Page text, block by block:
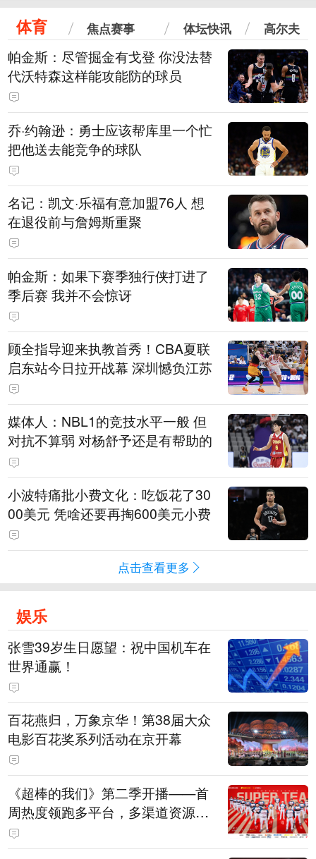
体育 焦点赛事 体坛快讯 高尔夫
帕金斯：尽管掘金有戈登 你没法替
代沃特森这样能攻能防的球员
乔·约翰逊：勇士应该帮库里一个忙
把他送去能竞争的球队
名记：凯文·乐福有意加盟76人 想
在退役前与詹姆斯重聚
帕金斯：如果下赛季独行侠打进了
季后赛 我并不会惊讶
顾全指导迎来执教首秀！CBA夏联
启东站今日拉开战幕 深圳憾负江苏
媒体人：NBL1的竞技水平一般 但
对抗不算弱 对杨舒予还是有帮助的
小波特痛批小费文化：吃饭花了30
00美元 凭啥还要再掏600美元小费
点击查看更多
娱乐
张雪39岁生日愿望：祝中国机车在
世界通赢！
百花燕归，万象京华！第38届大众
电影百花奖系列活动在京开幕
《超棒的我们》第二季开播——首
周热度领跑多平台，多渠道资源加
持助推棒球文化出圈